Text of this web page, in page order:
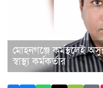
মোহনগঞ্জে কর্মস্থলেই
স্বাস্থ্য কর্মকর্তার